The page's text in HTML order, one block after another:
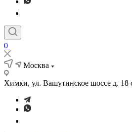
0
Москва
Химки, ул. Вашутинское шоссе д. 18